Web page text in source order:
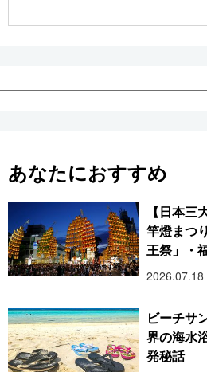
あなたにおすすめ
【日本
竿燈まつ
王祭」・
り」:おび
2026.07.18
ビーチサ
界の海水
発秘話